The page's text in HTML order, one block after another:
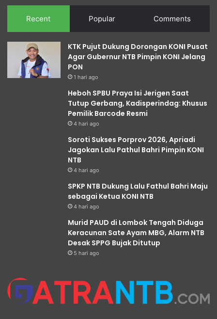
Recent Popular Comments
KTK Pujut Dukung Dorongan KONI Pusat
Agar Gubernur NTB Pimpin KONI Jelang
PON
1 hari ago
Heboh SPBU Praya Isi Jerigen Saat
Tutup Gerbang, Kadisperindag: Khusus
Pemilik Barcode Resmi
4 hari ago
Soroti Sukses Porprov 2026, Apriadi
Jagokan Lalu Pathul Bahri Pimpin KONI
NTB
4 hari ago
SPKP NTB Dukung Lalu Fathul Bahri Maju
sebagai Ketua KONI NTB
4 hari ago
Murid PAUD di Lombok Tengah Diduga
Keracunan Sate Ayam MBG, Alarm NTB
Desak SPPG Bujak Ditutup
5 hari ago